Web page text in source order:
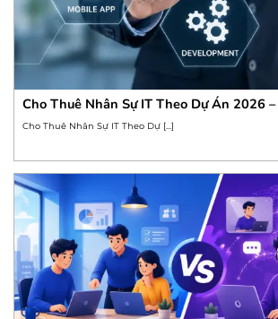
Cho Thuê Nhân Sự IT Theo Dự Án 2026 –
Cho Thuê Nhân Sự IT Theo Dự […]